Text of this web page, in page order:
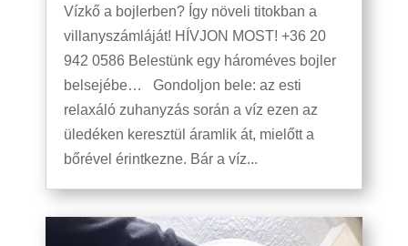
Vízkő a bojlerben? Így növeli titokban a
villanyszámláját! HÍVJON MOST! +36 20
942 0586 Belestünk egy hároméves bojler
belsejébe… Gondoljon bele: az esti
relaxáló zuhanyzás során a víz ezen az
üledéken keresztül áramlik át, mielőtt a
bőrével érintkezne. Bár a víz...